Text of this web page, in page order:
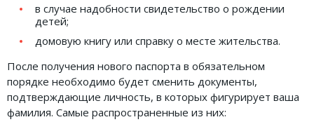
в случае надобности свидетельство о рождении
детей;
домовую книгу или справку о месте жительства.
После получения нового паспорта в обязательном
порядке необходимо будет сменить документы,
подтверждающие личность, в которых фигурирует ваша
фамилия. Самые распространенные из них: